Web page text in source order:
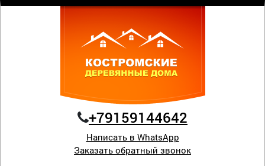
+79159144642
Написать в WhatsApp
Заказать обратный звонок